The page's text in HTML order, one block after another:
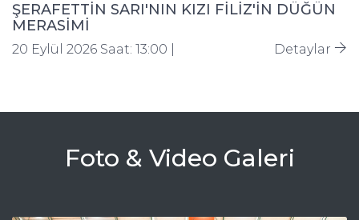
ŞERAFETTİN SARI'NIN KIZI FİLİZ'İN DÜĞÜN
MERASİMİ
20 Eylül 2026 Saat: 13:00 | Detaylar
Foto & Video Galeri